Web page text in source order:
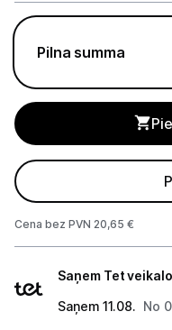
Apkopes
Servēšanas
Termosi un
Mazā
Klimata
Pilna summa
Cena bez PVN 20,65 €
veidi
Saņem Tet
Saņem 11.08. No